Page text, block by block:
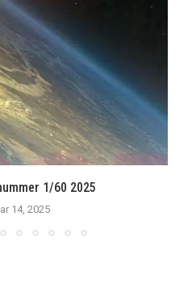
1/60 2025
14, 2025